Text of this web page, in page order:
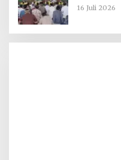
16 Juli 2026